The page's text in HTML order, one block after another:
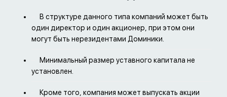
апостилированный пакет учредительных
документов, а также оказываем
полный Compliance fee и Pre-approval при
открытии банковского счета для
В структуре данного типа компаний может быть
один директор и один акционер, при этом они
могут быть нерезидентами Доминики.
Минимальный размер уставного капитала не
установлен.
Кроме того, компания может выпускать акции